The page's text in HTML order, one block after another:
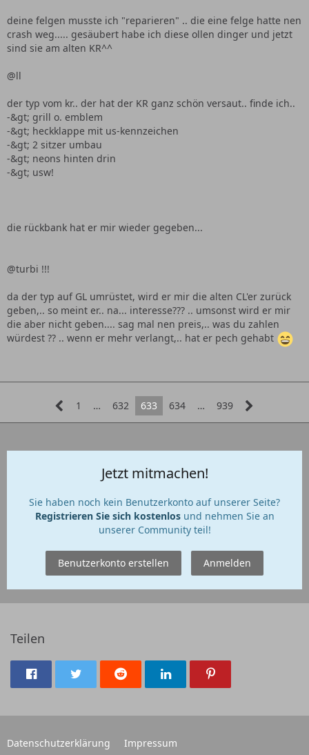
deine felgen musste ich "reparieren" .. die eine felge hatte nen
crash weg..... gesäubert habe ich diese ollen dinger und jetzt
sind sie am alten KR^^
@ll
der typ vom kr.. der hat der KR ganz schön versaut.. finde ich..
-&gt; grill o. emblem
-&gt; heckklappe mit us-kennzeichen
-&gt; 2 sitzer umbau
-&gt; neons hinten drin
-&gt; usw!
die rückbank hat er mir wieder gegeben...
@turbi !!!
da der typ auf GL umrüstet, wird er mir die alten CL'er zurück
geben,.. so meint er.. na... interesse??? .. umsonst wird er mir
die aber nicht geben.... sag mal nen preis,.. was du zahlen
würdest ?? .. wenn er mehr verlangt,.. hat er pech gehabt
1 … 632 633 634 … 939
Jetzt mitmachen!
Sie haben noch kein Benutzerkonto auf unserer Seite?
Registrieren Sie sich kostenlosund nehmen Sie an
unserer Community teil!
Benutzerkonto erstellen Anmelden
Teilen
Datenschutzerklärung Impressum